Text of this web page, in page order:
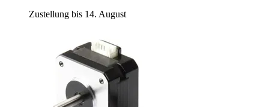
Zustellung bis 14. August